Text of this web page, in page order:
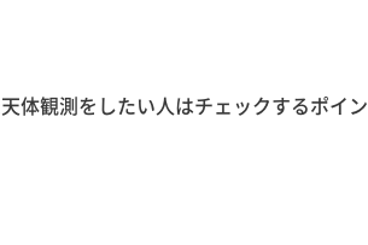
体観測をしたい人はチェックするポイン